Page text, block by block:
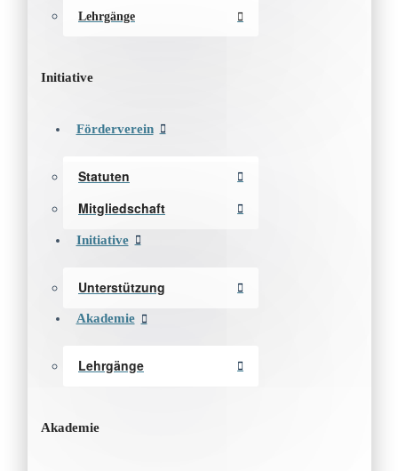
Lehrgänge
Initiative
Förderverein
Statuten
Mitgliedschaft
Initiative
Unterstützung
Akademie
Lehrgänge
Akademie